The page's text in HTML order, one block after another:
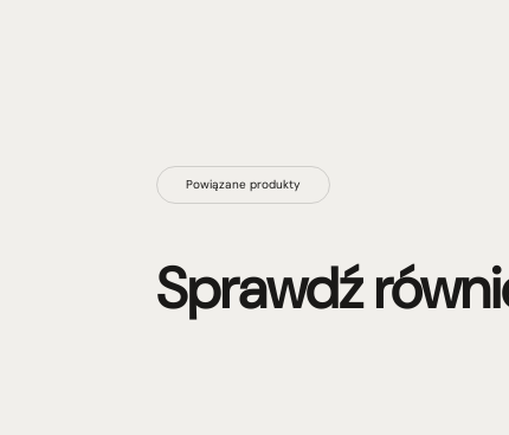
Powiązane produkty
Sprawdź